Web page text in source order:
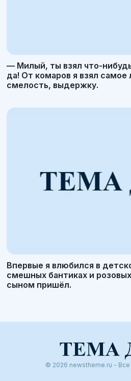
— Милый, ты взял что-
да! От комаров я взял самое
смелость, выдержку.
Впервые я влюбился в
смешных бантиках и розовых
сыном пришёл.
© 2026 newstheme.ru -